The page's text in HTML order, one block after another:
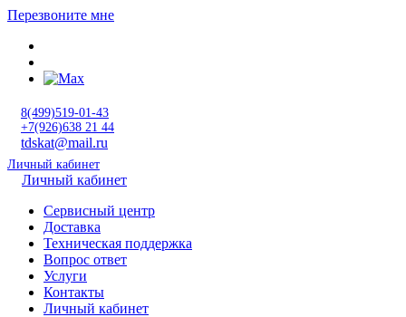
Перезвоните мне
8(499)519-01-43
+7(926)638 21 44
tdskat@mail.ru
Личный кабинет
Личный кабинет
Сервисный центр
Доставка
Техническая поддержка
Вопрос ответ
Услуги
Контакты
Личный кабинет